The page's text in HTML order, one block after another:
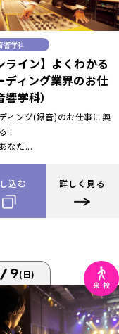
響学科
ライン】よくわかる
ディング業界のお仕
学科）
ィング(録音)のお仕事に興
！
なた...
込む 詳しく見る
9(日)